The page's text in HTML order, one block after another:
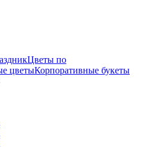
Цветы по
цветыКорпоративные букеты